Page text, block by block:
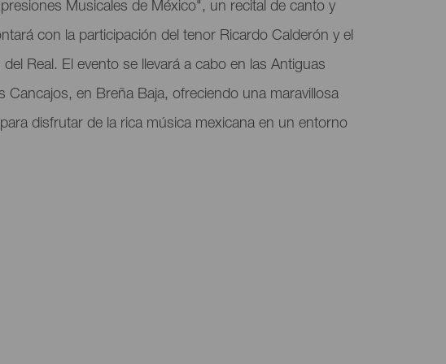
Musicales de México", un recital de canto y
con la participación del tenor Ricardo Calderón y el
del Real. El evento se llevará a cabo en las Antiguas
Cancajos, en Breña Baja, ofreciendo una maravillosa
disfrutar de la rica música mexicana en un entorno